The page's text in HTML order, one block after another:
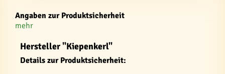
Angaben zur Produktsicherheit
mehr
Hersteller "Kiepenkerl"
Details zur Produktsicherheit: